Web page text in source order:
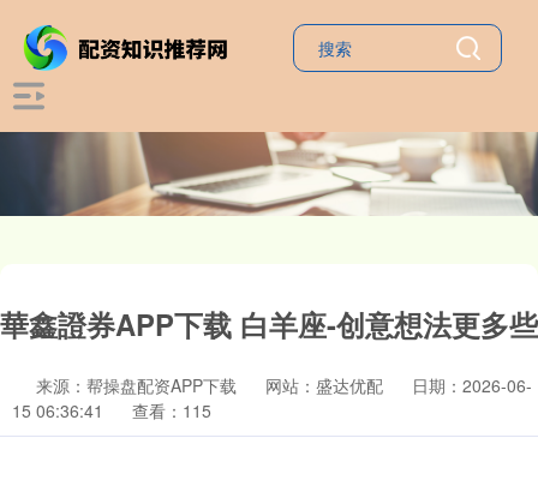
華鑫證券APP下载 白羊座-创意想法更多些
来源：帮操盘配资APP下载 网站：盛达优配
日期：2026-06-
15 06:36:41
查看：115